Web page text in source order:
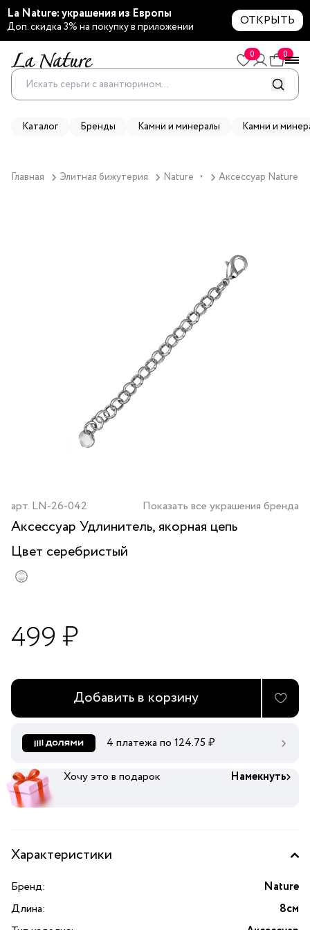
La Nature: украшения из Европы
Доп. скидка 3% на покупку в приложении ОТКРЫТЬ
0 0
Каталог Бренды Камни и минералы Камни и
Главная Элитная бижутерия Nature ▼ Аксессуар Nature,
арт. LN-26-042 Показать все украшения бренда
Аксессуар Удлинитель, якорная цепь
Цвет серебристый
499 ₽
Добавить в корзину
4 платежа по 124.75 ₽
Хочу это в подарок Намекнуть
Характеристики
Бренд:
Nature
Длина:
8см